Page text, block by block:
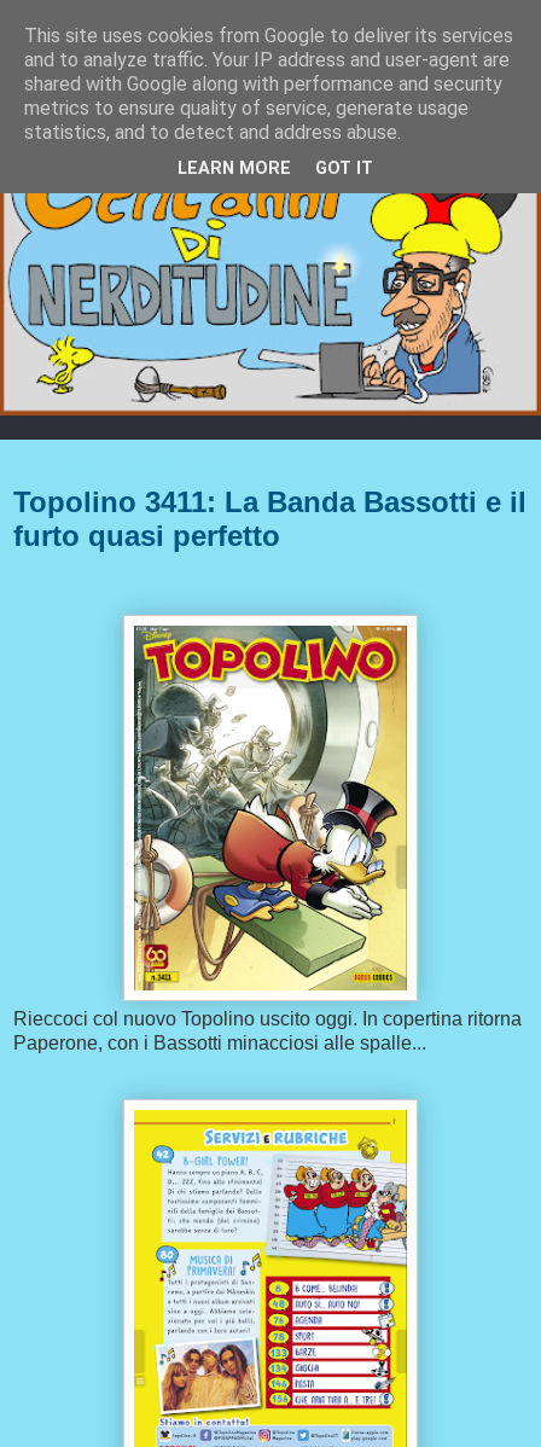
Topolino 3411: La Banda Bassotti e il
furto quasi perfetto
Rieccoci col nuovo Topolino uscito oggi. In copertina ritorna
Paperone, con i Bassotti minacciosi alle spalle...
This site uses cookies from Google to deliver its services
and to analyze traffic. Your IP address and user-agent are
shared with Google along with performance and security
metrics to ensure quality of service, generate usage
statistics, and to detect and address abuse.
LEARN MORE GOT IT